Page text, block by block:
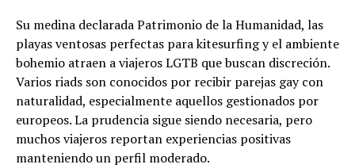
Su medina declarada Patrimonio de la Humanidad, las
playas ventosas perfectas para kitesurfing y el ambiente
bohemio atraen a viajeros LGTB que buscan discreción.
Varios riads son conocidos por recibir parejas gay con
naturalidad, especialmente aquellos gestionados por
europeos. La prudencia sigue siendo necesaria, pero
muchos viajeros reportan experiencias positivas
manteniendo un perfil moderado.